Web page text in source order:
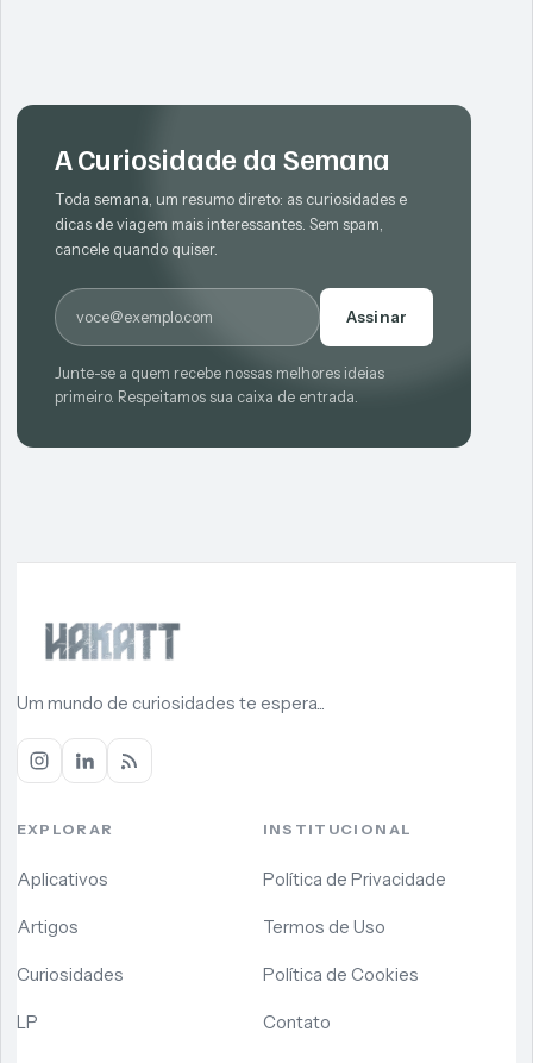
A Curiosidade da Semana
Toda semana, um resumo direto: as curiosidades e
dicas de viagem mais interessantes. Sem spam,
cancele quando quiser.
E-mail
Assinar
Junte-se a quem recebe nossas melhores ideias
primeiro. Respeitamos sua caixa de entrada.
Um mundo de curiosidades te espera...
EXPLORAR
Aplicativos
Artigos
Curiosidades
LP
INSTITUCIONAL
Política de Privacidade
Termos de Uso
Política de Cookies
Contato